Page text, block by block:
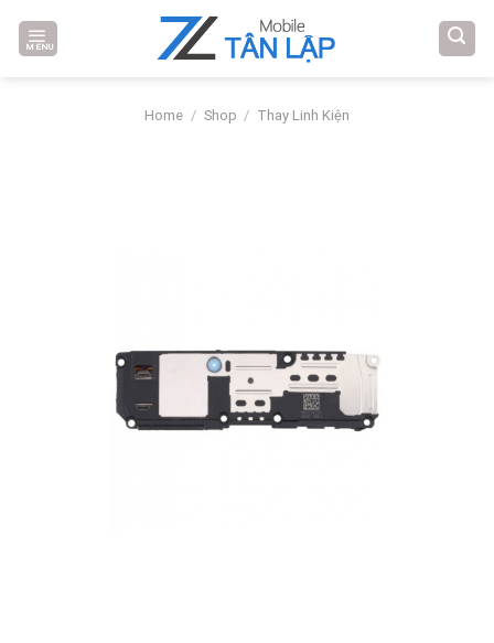
MENU
Home / Shop / Thay Linh Kiện